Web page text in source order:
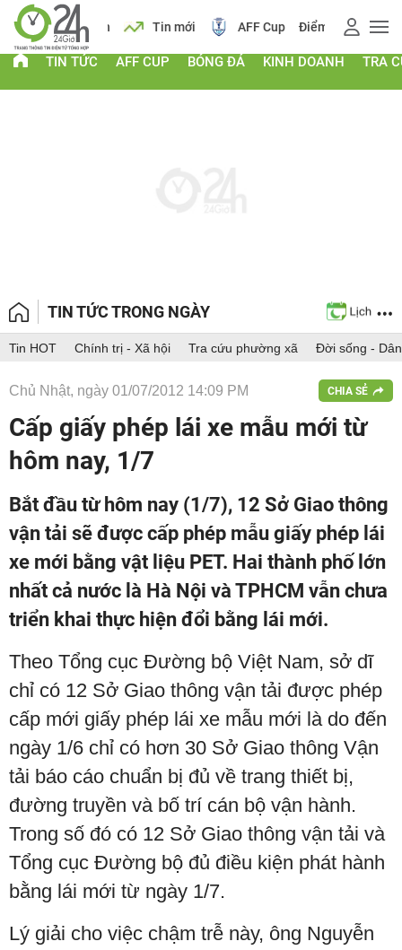
Lịch Tin mới AFF Cup Điểm chuẩn 2026
TIN TỨC AFF CUP BÓNG ĐÁ KINH DOANH TRA
TIN TỨC TRONG NGÀY
Tin HOT Chính trị - Xã hội Tra cứu phường xã Đời sống -
Chủ Nhật, ngày 01/07/2012 14:09 PM CHIA SẺ
Cấp giấy phép lái xe mẫu mới từ
hôm nay, 1/7
Bắt đầu từ hôm nay (1/7), 12 Sở Giao thông
vận tải sẽ được cấp phép mẫu giấy phép lái
xe mới bằng vật liệu PET. Hai thành phố lớn
nhất cả nước là Hà Nội và TPHCM vẫn chưa
triển khai thực hiện đổi bằng lái mới.
Theo Tổng cục Đường bộ Việt Nam, sở dĩ
chỉ có 12 Sở Giao thông vận tải được phép
cấp mới giấy phép lái xe mẫu mới là do đến
ngày 1/6 chỉ có hơn 30 Sở Giao thông Vận
tải báo cáo chuẩn bị đủ về trang thiết bị,
đường truyền và bố trí cán bộ vận hành.
Trong số đó có 12 Sở Giao thông vận tải và
Tổng cục Đường bộ đủ điều kiện phát hành
bằng lái mới từ ngày 1/7.
Lý giải cho việc chậm trễ này, ông Nguyễn